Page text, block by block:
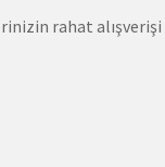
rahat